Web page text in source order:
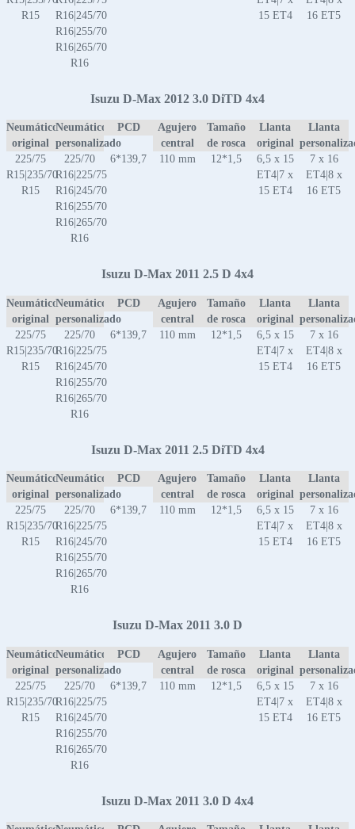
R15
R16|245/70
R16|255/70
R16|265/70
R16
15 ET4
16 ET5
Isuzu D-Max 2012 3.0 DiTD 4x4
Neumático
original
Neumático
personalizado
PCD
Agujero
central
Tamaño
de rosca
Llanta
original
Llanta
225/75
R15|235/70
R15
225/70
R16|225/75
R16|245/70
R16|255/70
R16|265/70
R16
6*139,7 110 mm 12*1,5
6,5 x 15
ET4|7 x
15 ET4
7 x 16
ET4|8 x
16 ET5
Isuzu D-Max 2011 2.5 D 4x4
Neumático
original
Neumático
personalizado
PCD
Agujero
central
Tamaño
de rosca
Llanta
original
Llanta
225/75
R15|235/70
R15
225/70
R16|225/75
R16|245/70
R16|255/70
R16|265/70
R16
6*139,7 110 mm 12*1,5
6,5 x 15
ET4|7 x
15 ET4
7 x 16
ET4|8 x
16 ET5
Isuzu D-Max 2011 2.5 DiTD 4x4
Neumático
original
Neumático
personalizado
PCD
Agujero
central
Tamaño
de rosca
Llanta
original
Llanta
225/75
R15|235/70
R15
225/70
R16|225/75
R16|245/70
R16|255/70
R16|265/70
R16
6*139,7 110 mm 12*1,5
6,5 x 15
ET4|7 x
15 ET4
7 x 16
ET4|8 x
16 ET5
Isuzu D-Max 2011 3.0 D
Neumático
original
Neumático
personalizado
PCD
Agujero
central
Tamaño
de rosca
Llanta
original
Llanta
225/75
R15|235/70
R15
225/70
R16|225/75
R16|245/70
R16|255/70
R16|265/70
R16
6*139,7 110 mm 12*1,5
6,5 x 15
ET4|7 x
15 ET4
7 x 16
ET4|8 x
16 ET5
Isuzu D-Max 2011 3.0 D 4x4